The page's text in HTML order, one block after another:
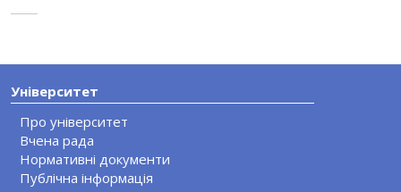
Університет
Про університет
Вчена рада
Нормативні документи
Публічна інформація